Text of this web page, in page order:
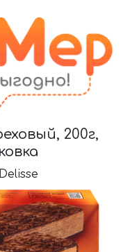
200г,
Delisse